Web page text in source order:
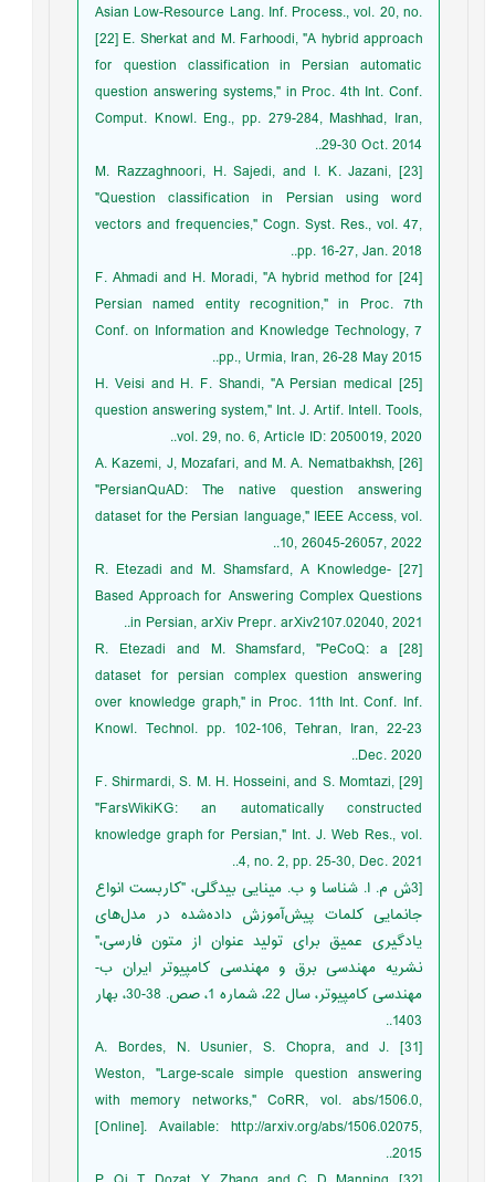
Asian Low-Resource Lang. Inf. Process., vol. 20, no.
[22] E. Sherkat and M. Farhoodi, "A hybrid approach
for question classification in Persian automatic
question answering systems," in Proc. 4th Int. Conf.
Comput. Knowl. Eng., pp. 279-284, Mashhad, Iran,
29-30 Oct. 2014..
[23] M. Razzaghnoori, H. Sajedi, and I. K. Jazani,
"Question classification in Persian using word
vectors and frequencies," Cogn. Syst. Res., vol. 47,
pp. 16-27, Jan. 2018..
[24] F. Ahmadi and H. Moradi, "A hybrid method for
Persian named entity recognition," in Proc. 7th
Conf. on Information and Knowledge Technology, 7
pp., Urmia, Iran, 26-28 May 2015..
[25] H. Veisi and H. F. Shandi, "A Persian medical
question answering system," Int. J. Artif. Intell. Tools,
vol. 29, no. 6, Article ID: 2050019, 2020..
[26] A. Kazemi, J, Mozafari, and M. A. Nematbakhsh,
"PersianQuAD: The native question answering
dataset for the Persian language," IEEE Access, vol.
10, 26045-26057, 2022..
[27] R. Etezadi and M. Shamsfard, A Knowledge-
Based Approach for Answering Complex Questions
in Persian, arXiv Prepr. arXiv2107.02040, 2021..
[28] R. Etezadi and M. Shamsfard, "PeCoQ: a
dataset for persian complex question answering
over knowledge graph," in Proc. 11th Int. Conf. Inf.
Knowl. Technol. pp. 102-106, Tehran, Iran, 22-23
Dec. 2020..
[29] F. Shirmardi, S. M. H. Hosseini, and S. Momtazi,
"FarsWikiKG: an automatically constructed
knowledge graph for Persian," Int. J. Web Res., vol.
4, no. 2, pp. 25-30, Dec. 2021..
[3‌ش م. ا. شناسا و ب. مینایی بیدگلی، "کاربست انواع
جانمایی کلمات پیش‌آموزش داده‌شده در مدل‌های
یادگیری عمیق برای تولید عنوان از متون فارسی،"
نشریه مهندسی برق و مهندسی کامپیوتر ایران ب-
مهندسی کامپیوتر، سال 22، شماره 1، صص. 38-30، بهار
1403..
[31] A. Bordes, N. Usunier, S. Chopra, and J.
Weston, "Large-scale simple question answering
with memory networks," CoRR, vol. abs/1506.0,
[Online]. Available: http://arxiv.org/abs/1506.02075,
2015..